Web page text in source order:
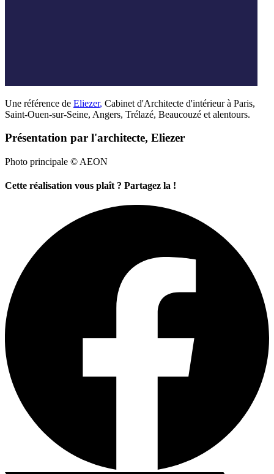
Une référence de Eliezer, Cabinet d'Architecte d'intérieur à Paris,
Saint-Ouen-sur-Seine, Angers, Trélazé, Beaucouzé et alentours.
Présentation par l'architecte, Eliezer
Photo principale © AEON
Cette réalisation vous plaît ? Partagez la !